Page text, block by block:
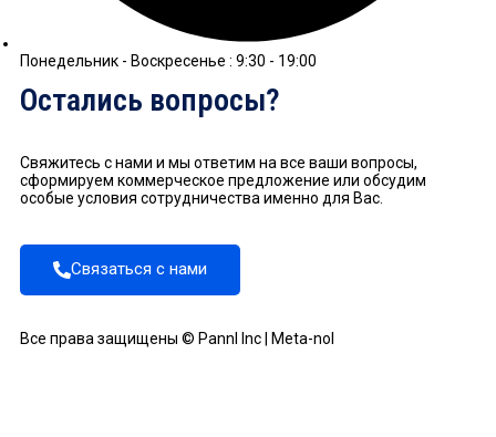
Понедельник - Воскресенье : 9:30 - 19:00
Остались вопросы?
Свяжитесь с нами и мы ответим на все ваши вопросы,
сформируем коммерческое предложение или обсудим
особые условия сотрудничества именно для Вас.
Связаться с нами
Все права защищены © Pannl Inc | Meta-nol